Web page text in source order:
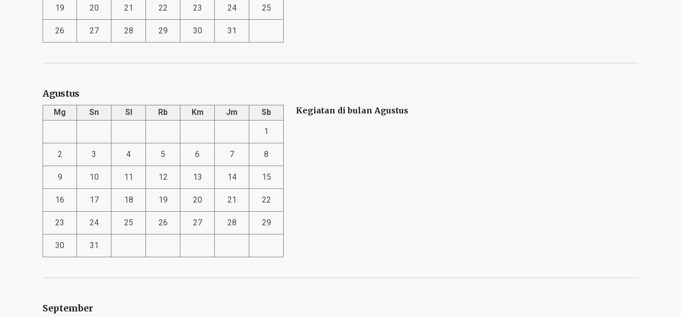
19 20 21 22 23 24 25
26 27 28 29 30 31
Agustus
Mg Sn Sl Rb Km Jm
Sb
1
2 3 4 5 6 7 8
9 10 11 12 13 14 15
16 17 18 19 20 21 22
23 24 25 26 27 28 29
30 31
Kegiatan di bulan Agustus
September